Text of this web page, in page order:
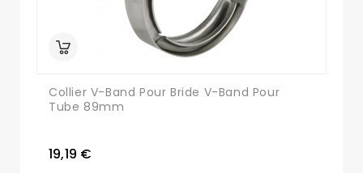
Collier V-Band Pour Bride V-Band Pour
Tube 89mm
19,19 €